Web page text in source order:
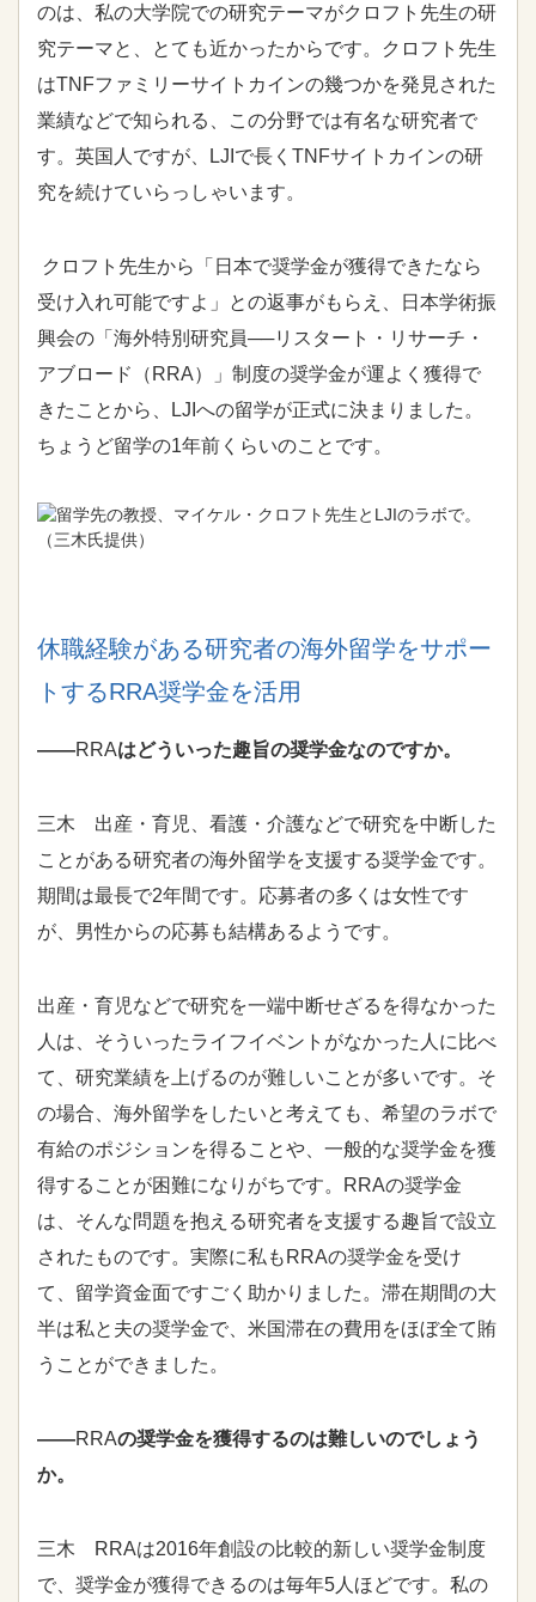
のは、私の大学院での研究テーマがクロフト先生の研
究テーマと、とても近かったからです。クロフト先生
はTNFファミリーサイトカインの幾つかを発見された
業績などで知られる、この分野では有名な研究者で
す。英国人ですが、
LJI で長く TNFサイトカインの研
究を続けていらっしゃいます。
クロフト先生から「日本で奨学金が獲得できたなら
受け入れ可能ですよ」との返事がもらえ、日本学術振
興会の「海外特別研究員──リスタート・リサーチ・
アブロード（ RRA）」制度の奨学金が運よく獲得で
きたことから、
LJI への留学が正式に決まりました。
ちょうど留学の1年前くらいのことです。
留学先の教授、マイケル・クロフト先生と LJIのラボで。
（三木氏提供）
休職経験がある研究者の海外留学をサポー
トするRRA奨学金を活用
――RRAはどういった趣旨の奨学金なのですか。
三木 出産・育児、看護・介護などで研究を中断した
ことがある研究者の海外留学を支援する奨学金です。
期間は最長で2年間です。応募者の多くは女性です
が、男性からの応募も結構あるようです。
出産・育児などで研究を一端中断せざるを得なかった
人は、そういったライフイベントがなかった人に比べ
て、研究業績を上げるのが難しいことが多いです。そ
の場合、海外留学をしたいと考えても、希望のラボで
有給のポジションを得ることや、一般的な奨学金を獲
得することが困難になりがちです。
RRAの奨学金
は、そんな問題を抱える研究者を支援する趣旨で設立
されたものです。実際に私も RRAの奨学金を受け
て、留学資金面ですごく助かりました。滞在期間の大
半は私と夫の奨学金で、米国滞在の費用をほぼ全て賄
うことができました。
――RRAの奨学金を獲得するのは難しいのでしょう
か。
三木 RRAは2016年創設の比較的新しい奨学金制度
で、奨学金が獲得できるのは毎年5人ほどです。私の